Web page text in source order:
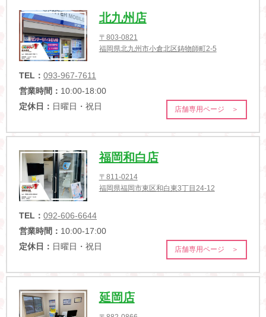
北九州店
〒803-0821
福岡県北九州市小倉北区鋳物師町2-5
TEL： 093-967-7611
営業時間： 10:00-18:00
定休日： 日曜日・祝日 店舗専用ページ ＞
福岡和白店
〒811-0214
福岡県福岡市東区和白東3丁目24-12
TEL： 092-606-6644
営業時間： 10:00-17:00
定休日： 日曜日・祝日 店舗専用ページ ＞
延岡店